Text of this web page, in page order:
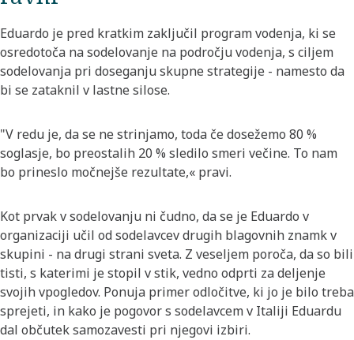
Eduardo je pred kratkim zaključil program vodenja, ki se
osredotoča na sodelovanje na področju vodenja, s ciljem
sodelovanja pri doseganju skupne strategije - namesto da
bi se zataknil v lastne silose.
"V redu je, da se ne strinjamo, toda če dosežemo 80 %
soglasje, bo preostalih 20 % sledilo smeri večine. To nam
bo prineslo močnejše rezultate,« pravi.
Kot prvak v sodelovanju ni čudno, da se je Eduardo v
organizaciji učil od sodelavcev drugih blagovnih znamk v
skupini - na drugi strani sveta. Z veseljem poroča, da so bili
tisti, s katerimi je stopil v stik, vedno odprti za deljenje
svojih vpogledov. Ponuja primer odločitve, ki jo je bilo treba
sprejeti, in kako je pogovor s sodelavcem v Italiji Eduardu
dal občutek samozavesti pri njegovi izbiri.